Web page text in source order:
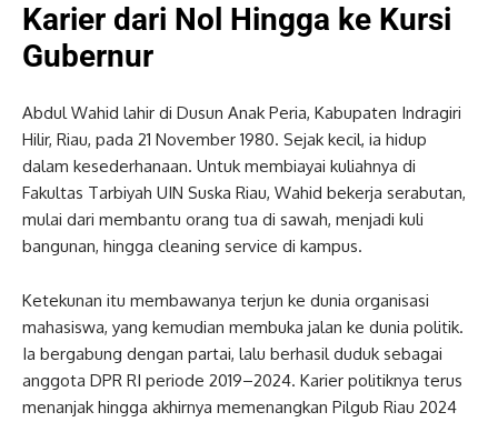
Karier dari Nol Hingga ke Kursi
Gubernur
Abdul Wahid lahir di Dusun Anak Peria, Kabupaten Indragiri
Hilir, Riau, pada 21 November 1980. Sejak kecil, ia hidup
dalam kesederhanaan. Untuk membiayai kuliahnya di
Fakultas Tarbiyah UIN Suska Riau, Wahid bekerja serabutan,
mulai dari membantu orang tua di sawah, menjadi kuli
bangunan, hingga cleaning service di kampus.
Ketekunan itu membawanya terjun ke dunia organisasi
mahasiswa, yang kemudian membuka jalan ke dunia politik.
Ia bergabung dengan partai, lalu berhasil duduk sebagai
anggota DPR RI periode 2019–2024. Karier politiknya terus
menanjak hingga akhirnya memenangkan Pilgub Riau 2024